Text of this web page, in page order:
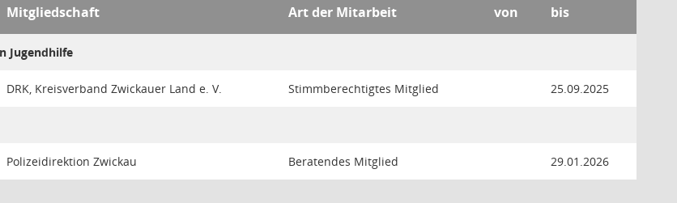
Mitgliedschaft Art der Mitarbeit von bis
Jugendhilfe
DRK, Kreisverband Zwickauer Land e. V. Stimmberechtigtes Mitglied 25.09.2025
Polizeidirektion Zwickau Beratendes Mitglied 29.01.2026